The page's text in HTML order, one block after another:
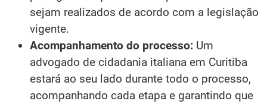
sejam realizados de acordo com a legislação
vigente.
Acompanhamento do processo: Um
advogado de cidadania italiana em Curitiba
estará ao seu lado durante todo o processo,
acompanhando cada etapa e garantindo que